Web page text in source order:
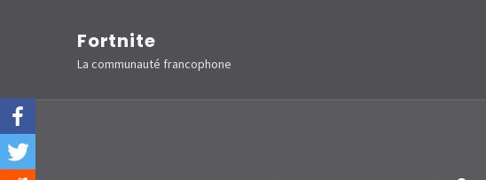
(Pressez
Entrée)
Fortnite
La communauté francophone